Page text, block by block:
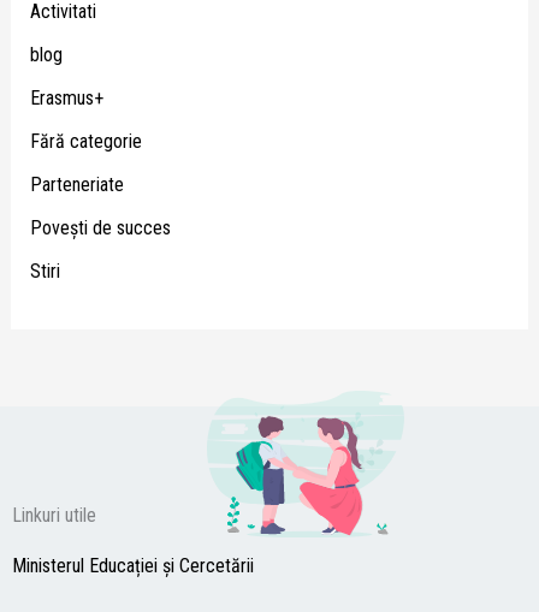
Activitati
blog
Erasmus+
Fără categorie
Parteneriate
Poveşti de succes
Stiri
Linkuri utile
Ministerul Educației și Cercetării